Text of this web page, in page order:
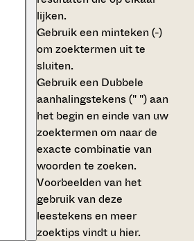
lijken.
Gebruik een minteken (-)
om zoektermen uit te
sluiten.
Gebruik een Dubbele
aanhalingstekens (" ")aan
het begin en einde van uw
zoektermen om naar de
exacte combinatie van
woorden te zoeken.
Voorbeelden van het
gebruik van deze
leestekens en meer
zoektips vindt u hier.